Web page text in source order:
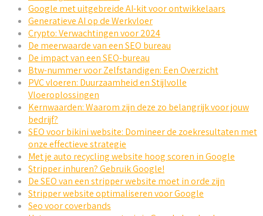
Google met uitgebreide AI-kit voor ontwikkelaars
Generatieve AI op de Werkvloer
Crypto: Verwachtingen voor 2024
De meerwaarde van een SEO bureau
De impact van een SEO-bureau
Btw-nummer voor Zelfstandigen: Een Overzicht
PVC vloeren: Duurzaamheid en Stijlvolle
Vloeroplossingen
Kernwaarden: Waarom zijn deze zo belangrijk voor jouw
bedrijf?
SEO voor bikini website: Domineer de zoekresultaten met
onze effectieve strategie
Met je auto recycling website hoog scoren in Google
Stripper inhuren? Gebruik Google!
De SEO van een stripper website moet in orde zijn
Stripper website optimaliseren voor Google
Seo voor coverbands